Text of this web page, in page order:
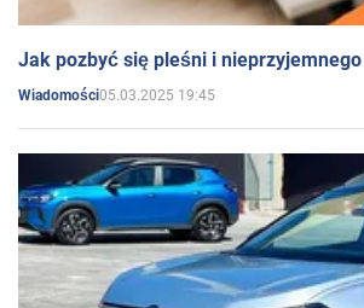
Jak pozbyć się pleśni i
Wiadomości05.03.2025 19:45